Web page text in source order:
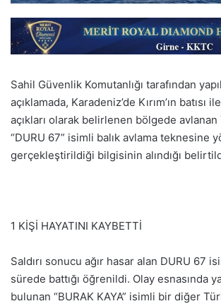
Sahil Güvenlik Komutanlığı tarafından
açıklamada, Karadeniz’de Kırım’ın batısı
açıkları olarak belirlenen bölgede avlanan
“DURU 67” isimli balık avlama teknesine
gerçekleştirildiği bilgisinin alındığı
1 KİŞİ HAYATINI KAYBETTİ
Saldırı sonucu ağır hasar alan DURU 67
sürede battığı öğrenildi. Olay esnasında
bulunan “BURAK KAYA” isimli bir diğer